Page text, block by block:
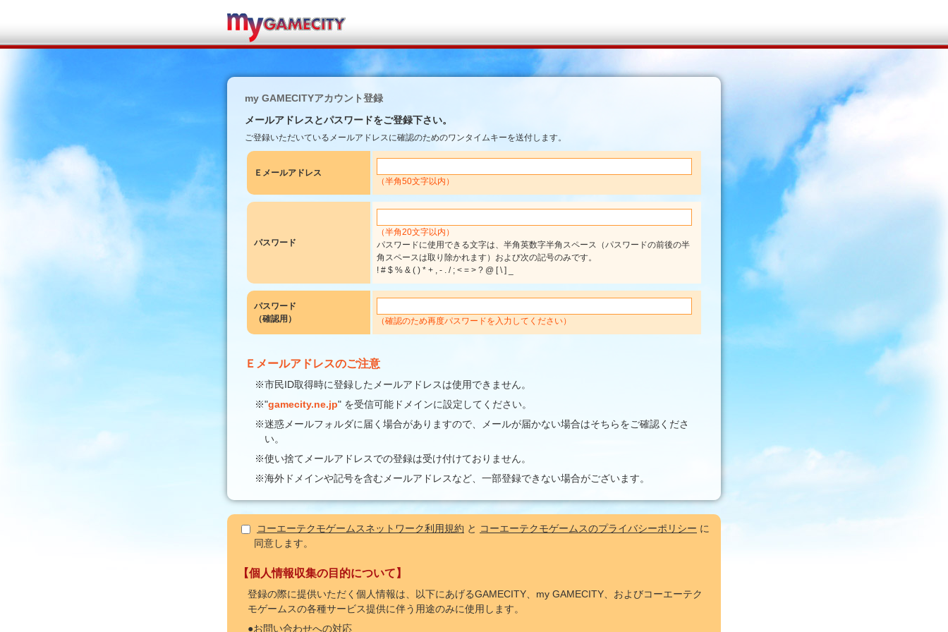
my GAMECITYアカウント登録
メールアドレスとパスワードをご登録下さい。
ご登録いただいているメールアドレスに確認のためのワンタイムキーを送付します。
Ｅメールアドレス
（半角50文字以内）
パスワード
（半角20文字以内）
パスワードに使用できる文字は、半角英数字半角スペース（パスワードの前後の半
角スペースは取り除かれます）および次の記号のみです。
! # $ % & ( ) * + , - . / ; < = > ? @ [ \ ] _
パスワード
（確認用）
（確認のため再度パスワードを入力してください）
Ｅメールアドレスのご注意
※市民ID取得時に登録したメールアドレスは使用できません。
※"gamecity.ne.jp" を受信可能ドメインに設定してください。
※迷惑メールフォルダに届く場合がありますので、メールが届かない場合はそちらをご確認くださ
い。
※使い捨てメールアドレスでの登録は受け付けておりません。
※海外ドメインや記号を含むメールアドレスなど、一部登録できない場合がございます。
コーエーテクモゲームスネットワーク利用規約 と コーエーテクモゲームスのプライバシーポリシー に
同意します。
【個人情報収集の目的について】
登録の際に提供いただく個人情報は、以下にあげるGAMECITY、my GAMECITY、およびコーエーテク
モゲームスの各種サービス提供に伴う用途のみに使用します。
●お問い合わせへの対応